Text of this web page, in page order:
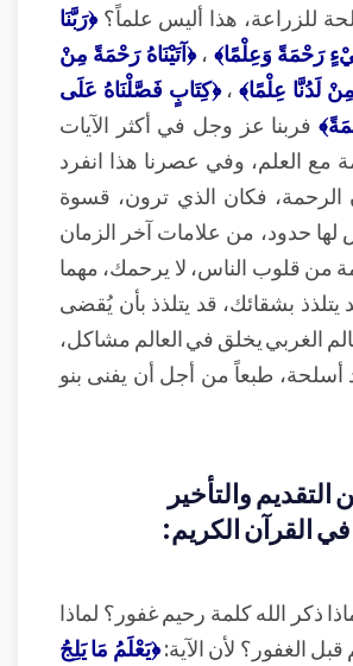
للزراعة، هذا أليس علماً؟﴿رَبَّنَا
رَحْمَةً وَعِلْمًا﴾ ،﴿آتَيْنَاهُ رَحْمَةً مِنْ
لَدُنَّا عِلْمًا﴾ ،﴿كِتَابٍ فَصَّلْنَاهُ عَلَى
فربنا عز وجل في أكثر الآيات
مع العلم، وفي عصرنا هذا انفرد
فكان الذي ترون، قسوة
لها حدود، من علامات آخر الزمان
من قلوب الناس، لا يرحمك، مهما
بشقائك، قد يتلذذ بأن يُقضى
الغربي يخلق في العالم مشاكل،
أسلحة، طبعاً من أجل أن يفنى بنو
والتأخير
القرآن الكريم:
ذكر الله كلمة رحيم غفور؟ لماذا
الغفور؟ لأن الآية:﴿يَعْلَمُ مَا يَلِجُ